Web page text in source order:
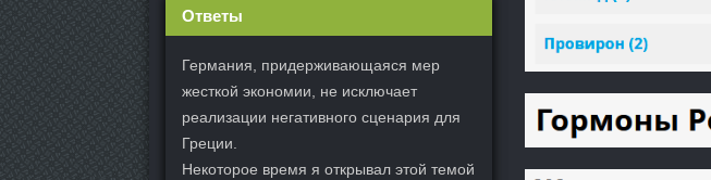
Ответы
Германия, придерживающаяся мер
жесткой экономии, не исключает
реализации негативного сценария для
Греции.
Некоторое время я открывал этой темой